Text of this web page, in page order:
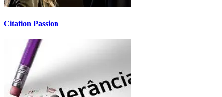
Citation Passion